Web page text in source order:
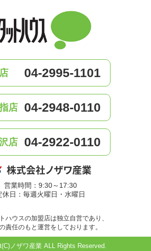
04-2995-1101
店 04-2948-0110
店 04-2922-0110
営業時間：9:30～17:30
休日：毎週火曜日・水曜日
ハウスの加盟店は独立自営であり、
責任のもと運営をしております。
ノザワ産業 ALL Rights Reserved.